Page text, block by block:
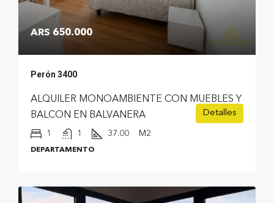
ARS 650.000
Perón 3400
ALQUILER MONOAMBIENTE CON MUEBLES Y
BALCON EN BALVANERA
1 1 37.00 M2
DEPARTAMENTO
Detalles